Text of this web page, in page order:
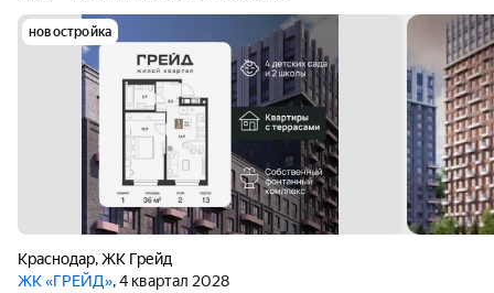
новостройка
Краснодар,ЖК Грейд
ЖК «ГРЕЙД», 4 квартал 2028